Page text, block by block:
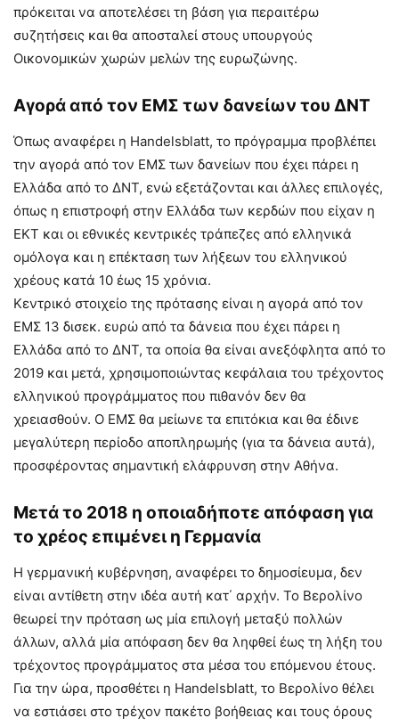
πρόκειται να αποτελέσει τη βάση για περαιτέρω
συζητήσεις και θα αποσταλεί στους υπουργούς
Οικονομικών χωρών μελών της ευρωζώνης.
Αγορά από τον ΕΜΣ των δανείων του ΔΝΤ
Όπως αναφέρει η Handelsblatt, το πρόγραμμα προβλέπει
την αγορά από τον ΕΜΣ των δανείων που έχει πάρει η
Ελλάδα από το ΔΝΤ, ενώ εξετάζονται και άλλες επιλογές,
όπως η επιστροφή στην Ελλάδα των κερδών που είχαν η
ΕΚΤ και οι εθνικές κεντρικές τράπεζες από ελληνικά
ομόλογα και η επέκταση των λήξεων του ελληνικού
χρέους κατά 10 έως 15 χρόνια.
Κεντρικό στοιχείο της πρότασης είναι η αγορά από τον
ΕΜΣ 13 δισεκ. ευρώ από τα δάνεια που έχει πάρει η
Ελλάδα από το ΔΝΤ, τα οποία θα είναι ανεξόφλητα από το
2019 και μετά, χρησιμοποιώντας κεφάλαια του τρέχοντος
ελληνικού προγράμματος που πιθανόν δεν θα
χρειασθούν. Ο ΕΜΣ θα μείωνε τα επιτόκια και θα έδινε
μεγαλύτερη περίοδο αποπληρωμής (για τα δάνεια αυτά),
προσφέροντας σημαντική ελάφρυνση στην Αθήνα.
Μετά το 2018 η οποιαδήποτε απόφαση για
το χρέος επιμένει η Γερμανία
Η γερμανική κυβέρνηση, αναφέρει το δημοσίευμα, δεν
είναι αντίθετη στην ιδέα αυτή κατ΄ αρχήν. Το Βερολίνο
θεωρεί την πρόταση ως μία επιλογή μεταξύ πολλών
άλλων, αλλά μία απόφαση δεν θα ληφθεί έως τη λήξη του
τρέχοντος προγράμματος στα μέσα του επόμενου έτους.
Για την ώρα, προσθέτει η Handelsblatt, το Βερολίνο θέλει
να εστιάσει στο τρέχον πακέτο βοήθειας και τους όρους